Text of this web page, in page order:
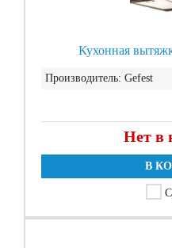
Кухонная
Производитель: Gefest
Нет в
В